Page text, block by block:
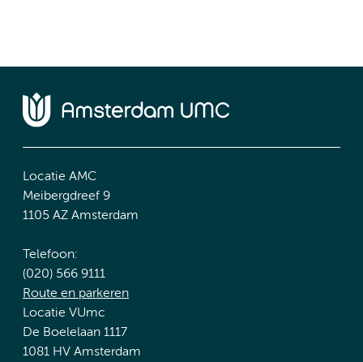
Locatie AMC
Meibergdreef 9
1105 AZ Amsterdam
Telefoon:
(020) 566 9111
Route en parkeren
Locatie VUmc
De Boelelaan 1117
1081 HV Amsterdam